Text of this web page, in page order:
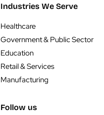
Industries We Serve
Healthcare
Government & Public Sector
Education
Retail & Services
Manufacturing
Follow us